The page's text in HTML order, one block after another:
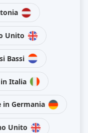
Unito
Bassi
Italia
Germania
Unito